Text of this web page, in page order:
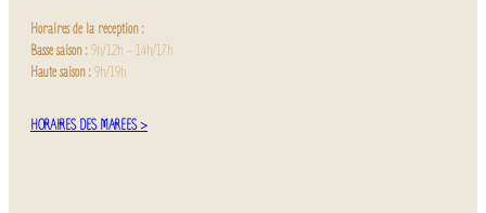
Horaires de la réception :
Basse saison :9h/12h – 14h/17h
Haute saison :9h/19h
HORAIRES DES MARÉES >